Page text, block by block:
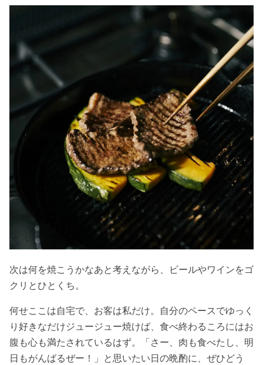
次は何を焼こうかなあと考えながら、ビールやワインをゴ
クリとひとくち。
何せここは自宅で、お客は私だけ。自分のペースでゆっく
り好きなだけジュージュー焼けば、食べ終わるころにはお
腹も心も満たされているはず。「さー、肉も食べたし、明
日もがんばるぜー！」と思いたい日の晩酌に、ぜひどう